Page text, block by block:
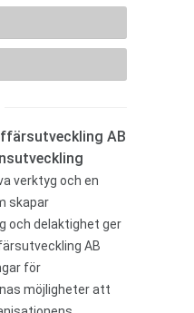
AB
verktyg och en
skapar
och delaktighet ger
AB
för
möjligheter att